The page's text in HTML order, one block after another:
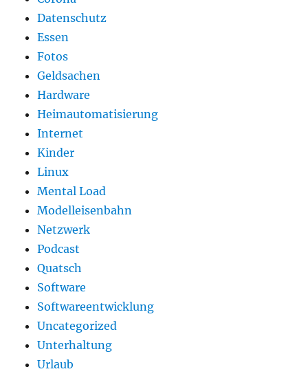
Datenschutz
Essen
Fotos
Geldsachen
Hardware
Heimautomatisierung
Internet
Kinder
Linux
Mental Load
Modelleisenbahn
Netzwerk
Podcast
Quatsch
Software
Softwareentwicklung
Uncategorized
Unterhaltung
Urlaub